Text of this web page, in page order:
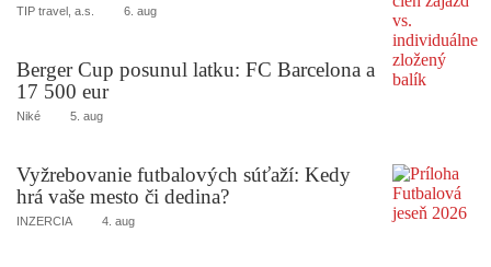
TIP travel, a.s. 6. aug
Berger Cup posunul latku: FC Barcelona a
17 500 eur
Niké 5. aug
Vyžrebovanie futbalových súťaží: Kedy
hrá vaše mesto či dedina?
INZERCIA 4. aug